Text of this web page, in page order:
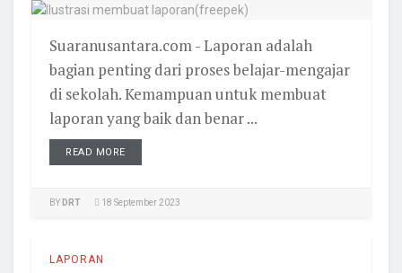
Suaranusantara.com - Laporan adalah
bagian penting dari proses belajar-mengajar
di sekolah. Kemampuan untuk membuat
laporan yang baik dan benar ...
READ MORE
BY DRT 18 September 2023
LAPORAN